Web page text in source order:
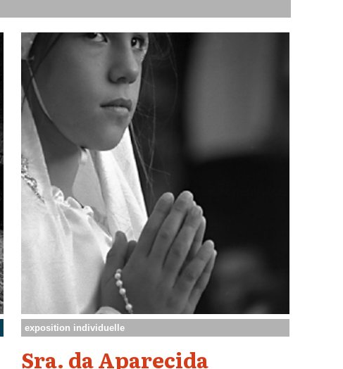
exposition individuelle
Sra. da Aparecida